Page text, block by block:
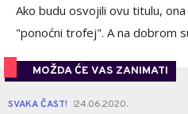
Ako budu osvojili ovu titulu,
"ponoćni trofej". A na dobrom
MOŽDA ĆE VAS ZANIMATI
SVAKA ČAST! 24.06.2020.